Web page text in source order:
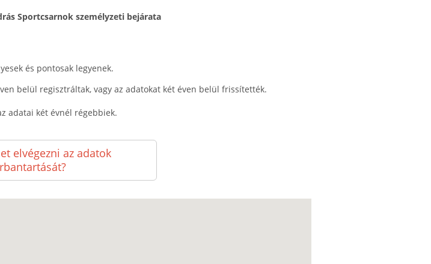
Sportcsarnok személyzeti bejárata
és pontosak legyenek.
belül regisztráltak, vagy az adatokat két éven belül frissítették.
adatai két évnél régebbiek.
elvégezni az adatok